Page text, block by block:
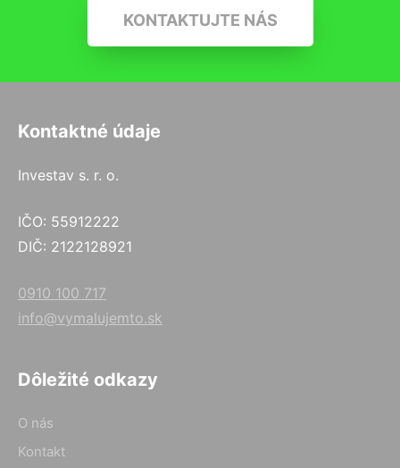
KONTAKTUJTE NÁS
Kontaktné údaje
Investav s. r. o.
IČO: 55912222
DIČ: 2122128921
0910 100 717
info@vymalujemto.sk
Dôležité odkazy
O nás
Kontakt